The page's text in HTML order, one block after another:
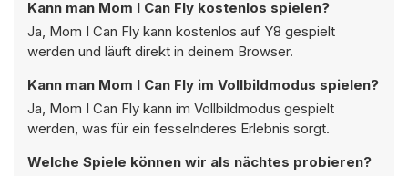
Kann man Mom I Can Fly kostenlos spielen?
Ja, Mom I Can Fly kann kostenlos auf Y8 gespielt
werden und läuft direkt in deinem Browser.
Kann man Mom I Can Fly im Vollbildmodus spielen?
Ja, Mom I Can Fly kann im Vollbildmodus gespielt
werden, was für ein fesselnderes Erlebnis sorgt.
Welche Spiele können wir als nächtes probieren?